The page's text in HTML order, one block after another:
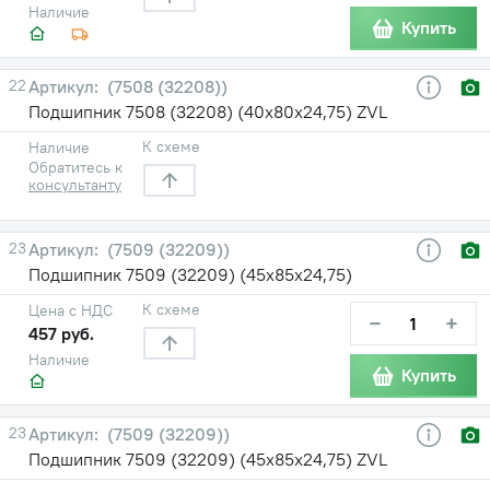
Наличие
Купить
22
(7508 (32208))
Подшипник 7508 (32208) (40х80х24,75) ZVL
Наличие
Обратитесь к
консультанту
К схеме
23
(7509 (32209))
Подшипник 7509 (32209) (45х85х24,75)
Наличие
Цена с НДС
457 руб.
К схеме − +
Купить
23
(7509 (32209))
Подшипник 7509 (32209) (45х85х24,75) ZVL